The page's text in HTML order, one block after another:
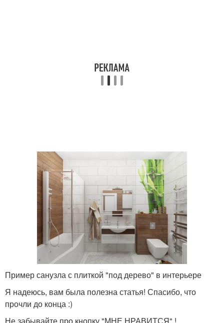
Пример санузла с плиткой "под дерево" в интерьере
Я надеюсь, вам была полезна статья! Спасибо, что
прочли до конца :)